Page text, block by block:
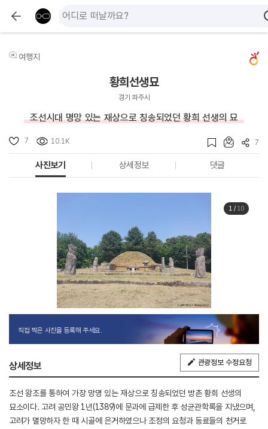
여행지
황희선생묘
경기 파주시
조선시대 명망 있는 재상으로 칭송되었던 황희 선생의 묘
7 10.1K 7
사진보기 상세정보 댓글
1 / 10
직접 찍은 사진을 등록해 주세요.
상세정보 관광정보 수정요청
조선 왕조를 통하여 가장 망명 있는 재상으로 칭송되었던 방촌 황희 선생의
묘소이다. 고려 공민왕 1년(1389)에 문과에 급제한 후 성균관학록을 지냈으며,
고려가 멸망하자 한 때 시골에 은거하였으나 조정의 요청과 동료들의 천거로